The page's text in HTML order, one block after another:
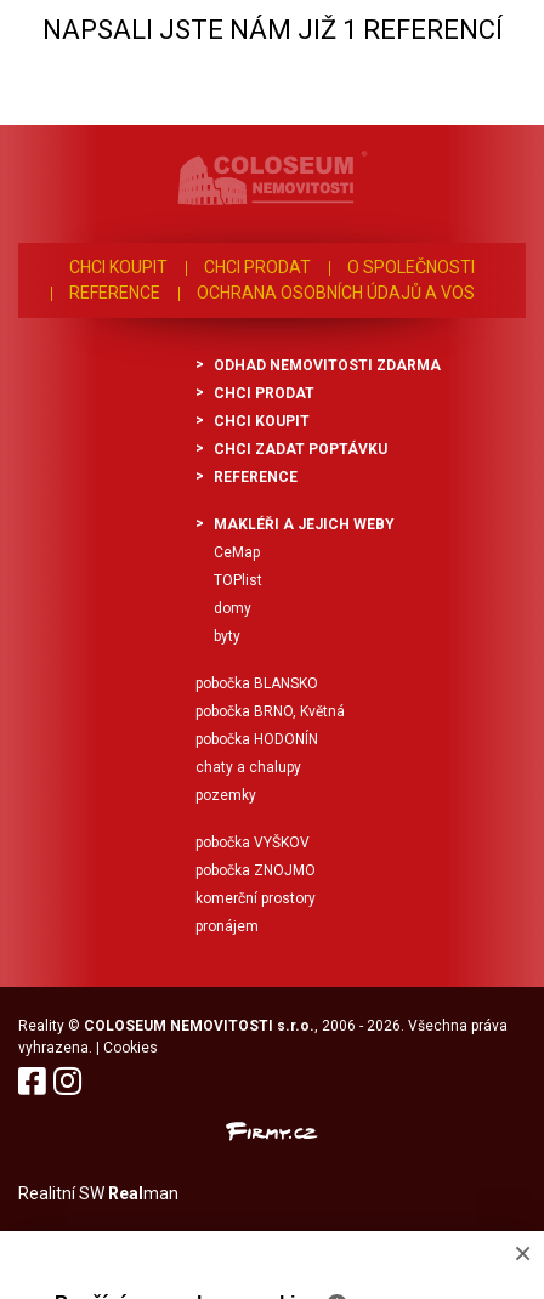
NAPSALI JSTE NÁM JIŽ 1 REFERENCÍ
CHCI KOUPIT CHCI PRODAT
O SPOLEČNOSTI
REFERENCE
OCHRANA OSOBNÍCH ÚDAJŮ A VOS
ODHAD NEMOVITOSTI ZDARMA
CHCI PRODAT
CHCI KOUPIT
CHCI ZADAT POPTÁVKU
REFERENCE
MAKLÉŘI A JEJICH WEBY
CeMap
TOPlist
domy
byty
pobočka BLANSKO
pobočka BRNO, Květná
pobočka HODONÍN
chaty a chalupy
pozemky
pobočka VYŠKOV
pobočka ZNOJMO
komerční prostory
pronájem
Reality © COLOSEUM NEMOVITOSTI s.r.o., 2006 - 2026. Všechna práva
vyhrazena. | Cookies
Realitní SW Real man
×